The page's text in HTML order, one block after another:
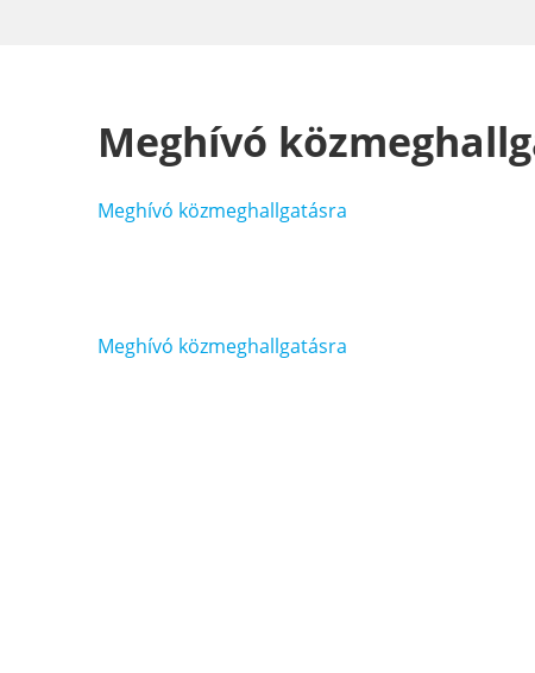
Meghívó
Meghívó közmeghallgatásra
Bejegyzés
Meghívó közmeghallgatásra